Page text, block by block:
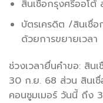
สินเชื่อกรุงศรีออโต้
บัตรเครดิต /สินเชื่
ด้วยการขยายเวลา
ช่วงเวลายื่นคำขอ: สิน
30 ก.ย. 68 ส่วน สินเชื่
คอนซูมเมอร์ วันนี้ ถึง